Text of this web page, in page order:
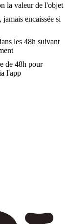
la valeur de l'objet
encaissée si
les 48h suivant
de 48h pour
l'app